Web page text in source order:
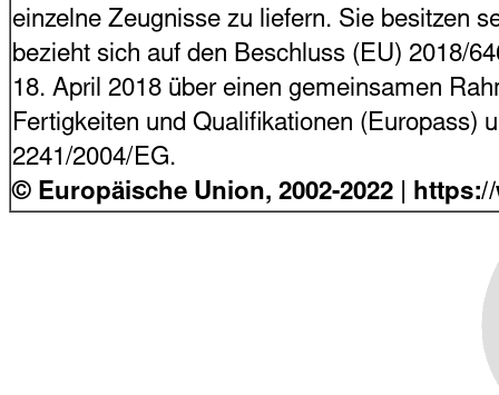
einzelne Zeugnisse zu liefern. Sie besitzen
bezieht sich auf den Beschluss (EU) 2018/
18. April 2018 über einen gemeinsamen
Fertigkeiten und Qualifikationen (Europass)
2241/2004/EG.
© Europäische Union, 2002-2022
|